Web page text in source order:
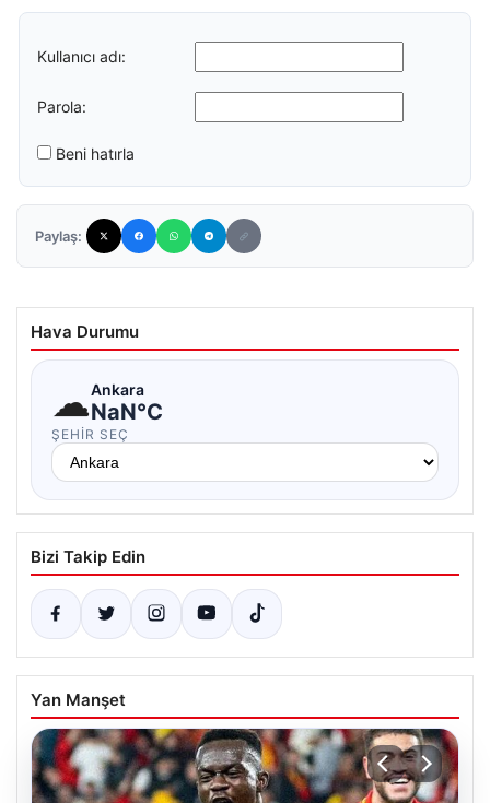
Kullanıcı adı:
Parola:
Beni hatırla
Paylaş:
Hava Durumu
☁Ankara
NaN°C
ŞEHIR SEÇ
Bizi Takip Edin
Yan Manşet